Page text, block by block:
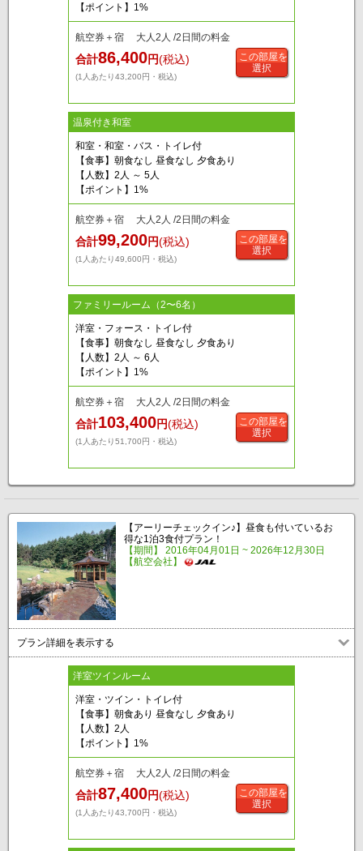
【ポイント】1%
航空券＋宿 大人2人 /2日間の料金
合計86,400円(税込)
(1人あたり43,200円・税込)
この部屋を
選択
温泉付き和室
和室・和室・バス・トイレ付
【食事】朝食なし 昼食なし 夕食あり
【人数】2人 ～ 5人
【ポイント】1%
航空券＋宿 大人2人 /2日間の料金
合計99,200円(税込)
(1人あたり49,600円・税込)
この部屋を
選択
ファミリールーム（2〜6名）
洋室・フォース・トイレ付
【食事】朝食なし 昼食なし 夕食あり
【人数】2人 ～ 6人
【ポイント】1%
航空券＋宿 大人2人 /2日間の料金
合計103,400円(税込)
(1人あたり51,700円・税込)
この部屋を
選択
【アーリーチェックイン♪】昼食も付いているお
得な1泊3食付プラン！
【期間】 2016年04月01日 ~ 2026年12月30日
【航空会社】
プラン詳細を表示する
洋室ツインルーム
洋室・ツイン・トイレ付
【食事】朝食あり 昼食なし 夕食あり
【人数】2人
【ポイント】1%
航空券＋宿 大人2人 /2日間の料金
合計87,400円(税込)
(1人あたり43,700円・税込)
この部屋を
選択